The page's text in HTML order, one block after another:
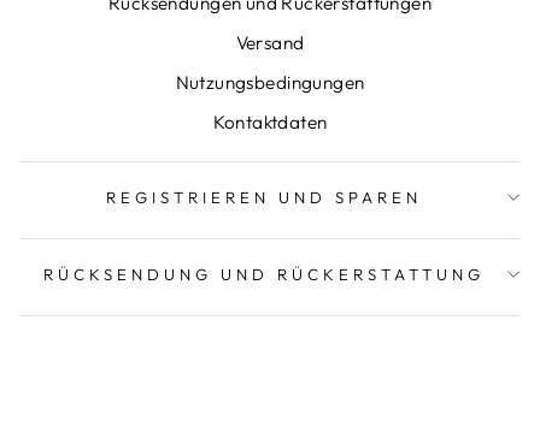
Versand
Nutzungsbedingungen
Kontaktdaten
REGISTRIEREN UND SPAREN
RÜCKSENDUNG UND RÜCKERSTATTUNG